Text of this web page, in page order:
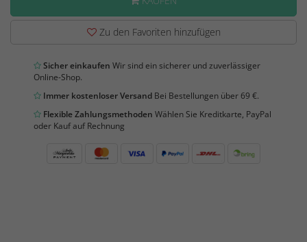
Zu den Favoriten hinzufügen
Sicher einkaufen Wir sind ein sicherer und zuverlässiger
Online-Shop.
Immer kostenloser Versand Bei Bestellungen über 69 €.
Flexible Zahlungsmethoden Wählen Sie Kreditkarte, PayPal
oder Kauf auf Rechnung